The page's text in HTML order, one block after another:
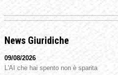
News Giuridiche
09/08/2026
L'AI che hai spento non è sparita